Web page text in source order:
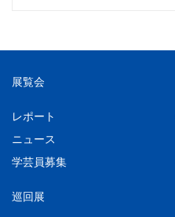
展覧会
レポート
ニュース
学芸員募集
巡回展